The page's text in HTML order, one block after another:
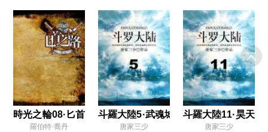
時光之輪08·匕首之路
羅伯特·喬丹
斗羅大陸5·武魂城
唐家三少
斗羅大陸11·昊天神
唐家三少